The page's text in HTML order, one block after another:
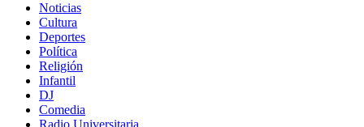
Noticias
Cultura
Deportes
Política
Religión
Infantil
DJ
Comedia